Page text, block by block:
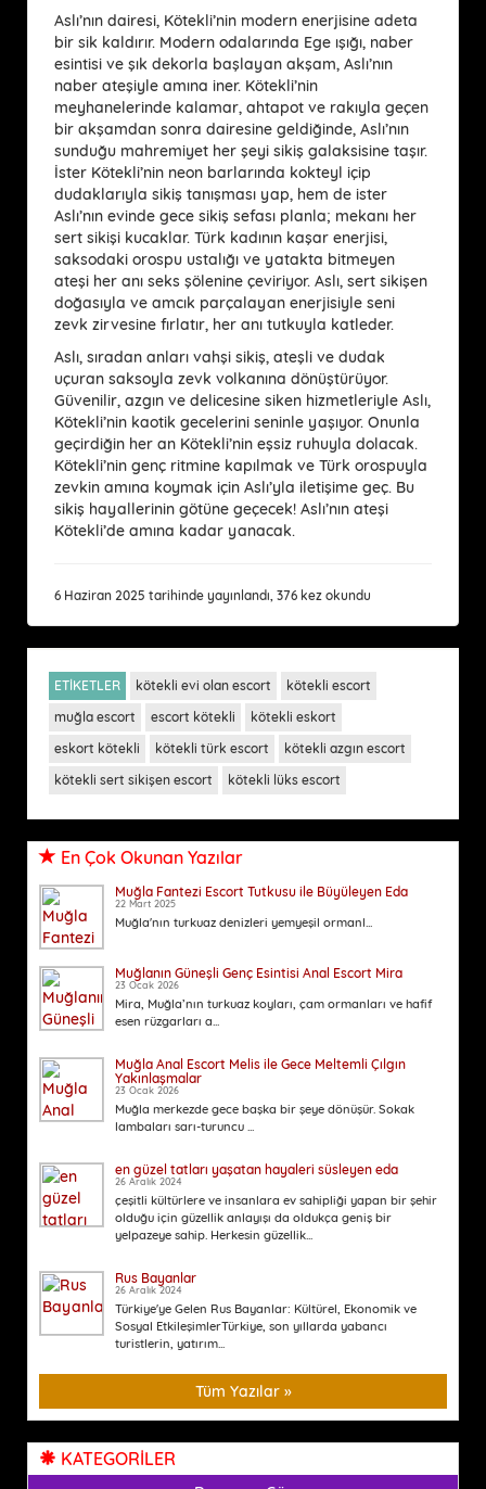
Aslı’nın dairesi, Kötekli’nin modern enerjisine adeta
bir sik kaldırır. Modern odalarında Ege ışığı, naber
esintisi ve şık dekorla başlayan akşam, Aslı’nın
naber ateşiyle amına iner. Kötekli’nin
meyhanelerinde kalamar, ahtapot ve rakıyla geçen
bir akşamdan sonra dairesine geldiğinde, Aslı’nın
sunduğu mahremiyet her şeyi sikiş galaksisine taşır.
İster Kötekli’nin neon barlarında kokteyl içip
dudaklarıyla sikiş tanışması yap, hem de ister
Aslı’nın evinde gece sikiş sefası planla; mekanı her
sert sikişi kucaklar. Türk kadının kaşar enerjisi,
saksodaki orospu ustalığı ve yatakta bitmeyen
ateşi her anı seks şölenine çeviriyor. Aslı, sert sikişen
doğasıyla ve amcık parçalayan enerjisiyle seni
zevk zirvesine fırlatır, her anı tutkuyla katleder.
Aslı, sıradan anları vahşi sikiş, ateşli ve dudak
uçuran saksoyla zevk volkanına dönüştürüyor.
Güvenilir, azgın ve delicesine siken hizmetleriyle Aslı,
Kötekli’nin kaotik gecelerini seninle yaşıyor. Onunla
geçirdiğin her an Kötekli’nin eşsiz ruhuyla dolacak.
Kötekli’nin genç ritmine kapılmak ve Türk orospuyla
zevkin amına koymak için Aslı’yla iletişime geç. Bu
sikiş hayallerinin götüne geçecek! Aslı’nın ateşi
Kötekli’de amına kadar yanacak.
6 Haziran 2025 tarihinde yayınlandı, 376 kez okundu
ETİKETLER kötekli evi olan escort
kötekli escort
muğla escort
escort kötekli
kötekli eskort
eskort kötekli
kötekli türk escort
kötekli azgın escort
kötekli sert sikişen escort
kötekli lüks escort
En Çok Okunan Yazılar
Muğla Fantezi Escort Tutkusu ile Büyüleyen Eda
22 Mart 2025
Muğla'nın turkuaz denizleri yemyeşil ormanl...
Muğlanın Güneşli Genç Esintisi Anal Escort Mira
23 Ocak 2026
Mira, Muğla’nın turkuaz koyları, çam ormanları ve hafif
esen rüzgarları a...
Muğla Anal Escort Melis ile Gece Meltemli Çılgın
Yakınlaşmalar
23 Ocak 2026
Muğla merkezde gece başka bir şeye dönüşür. Sokak
lambaları sarı-turuncu ...
en güzel tatları yaşatan hayaleri süsleyen eda
26 Aralık 2024
çeşitli kültürlere ve insanlara ev sahipliği yapan bir şehir
olduğu için güzellik anlayışı da oldukça geniş bir
yelpazeye sahip. Herkesin güzellik...
Rus Bayanlar
26 Aralık 2024
Türkiye'ye Gelen Rus Bayanlar: Kültürel, Ekonomik ve
Sosyal EtkileşimlerTürkiye, son yıllarda yabancı
turistlerin, yatırım...
Tüm Yazılar »
KATEGORİLER